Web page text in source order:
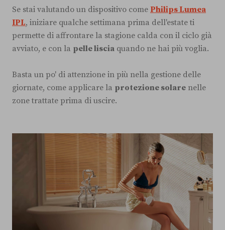
Se stai valutando un dispositivo come Philips Lumea
IPL, iniziare qualche settimana prima dell'estate ti
permette di affrontare la stagione calda con il ciclo già
avviato, e con la pelle liscia quando ne hai più voglia.
Basta un po' di attenzione in più nella gestione delle
giornate, come applicare la protezione solare nelle
zone trattate prima di uscire.